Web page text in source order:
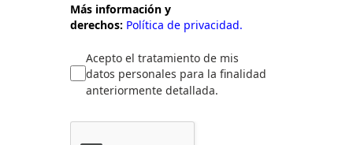
Más información y
derechos: Política de privacidad.
Acepto el tratamiento de mis
datos personales para la finalidad
anteriormente detallada.